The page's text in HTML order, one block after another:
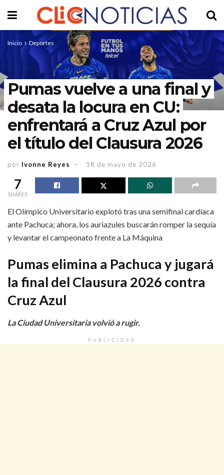
Inicio Deportes
Pumas vuelve a una final y
desata la locura en CU:
enfrentará a Cruz Azul por
el título del Clausura 2026
por Ivonne Reyes 18 de mayo de 2026
7
SHARES
El Olímpico Universitario explotó tras una semifinal cardíaca
ante Pachuca; ahora, los auriazules buscarán romper la sequía
y levantar el campeonato frente a La Máquina
Pumas elimina a Pachuca y jugará
la final del Clausura 2026 contra
Cruz Azul
La Ciudad Universitaria volvió a rugir.
PUBLICIDAD